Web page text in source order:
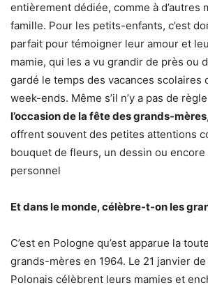
entièrement dédiée, comme à d’autres
famille. Pour les petits-enfants, c’est
parfait pour témoigner leur amour et
mamie, qui les a vu grandir de près ou
gardé le temps des vacances scolaires
week-ends. Même s’il n’y a pas de
l’occasion de la fête des grands-mères
offrent souvent des petites attentions
bouquet de fleurs, un dessin ou encore
personnel
Et dans le monde, célèbre-t-on les
C’est en Pologne qu’est apparue la
grands-mères en 1964. Le 21 janvier
Polonais célèbrent leurs mamies et